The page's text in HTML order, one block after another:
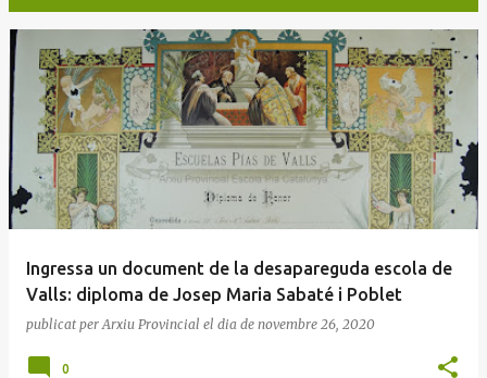
E
n
t
r
a
d
Ingressa un document de la desapareguda escola de
Valls: diploma de Josep Maria Sabaté i Poblet
publicat perArxiu Provincial el dia de novembre 26, 2020
0